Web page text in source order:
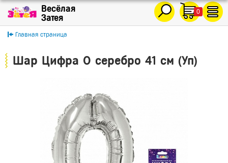
0
Главная страница
Шар Цифра 0 серебро 41 см (Уп)